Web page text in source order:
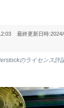
最終更新日時:
のライセンス許